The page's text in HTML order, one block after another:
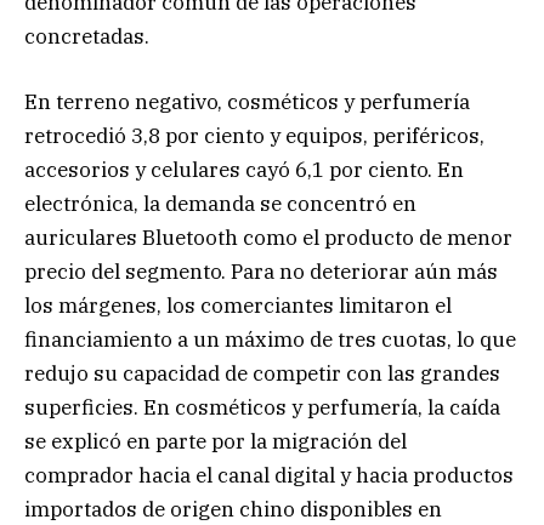
concretadas.
En terreno negativo, cosméticos y perfumería
retrocedió 3,8 por ciento y equipos, periféricos,
accesorios y celulares cayó 6,1 por ciento. En
electrónica, la demanda se concentró en
auriculares Bluetooth como el producto de menor
precio del segmento. Para no deteriorar aún más
los márgenes, los comerciantes limitaron el
financiamiento a un máximo de tres cuotas, lo que
redujo su capacidad de competir con las grandes
superficies. En cosméticos y perfumería, la caída
se explicó en parte por la migración del
comprador hacia el canal digital y hacia productos
importados de origen chino disponibles en